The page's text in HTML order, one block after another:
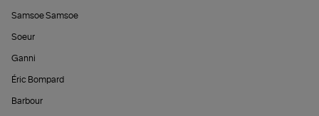
Samsoe Samsoe
Soeur
Ganni
Éric Bompard
Barbour